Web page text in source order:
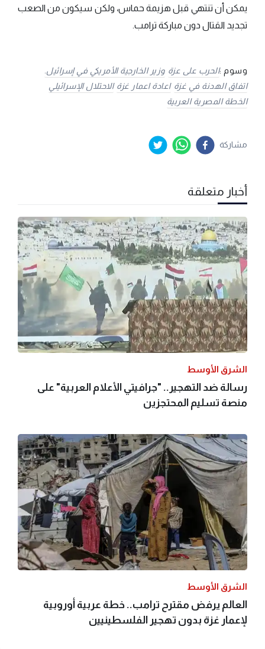
يمكن أن تنتهي قبل هزيمة حماس، ولكن سيكون من الصعب
تجديد القتال دون مباركة ترامب.
وسوم :الحرب على عزة وزير الخارجية الأمريكي في إسرائيل.
اتفاق الهدنة في غزة اعادة اعمار غزة الاحتلال الإسرائيلي
الخطة المصرية العربية
مشاركة
أخبار متعلقة
الشرق الأوسط
رسالة ضد التهجير.. "جرافيتي الأعلام العربية" على
منصة تسليم المحتجزين
الشرق الأوسط
العالم يرفض مقترح ترامب.. خطة عربية أوروبية
لإعمار غزة بدون تهجير الفلسطينيين